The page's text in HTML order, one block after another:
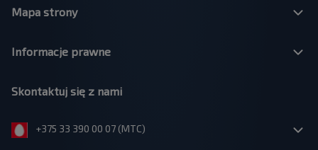
Mapa strony
Informacje prawne
Skontaktuj się z nami
+375 33 390 00 07 (МТС)